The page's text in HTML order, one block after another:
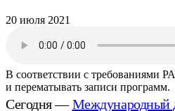
20 июля 2021
В соответствии с требованиями
и перематывать записи программ.
Сегодня —Международный